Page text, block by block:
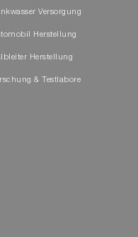
Versorgung
Herstellung
Herstellung
& Testlabore